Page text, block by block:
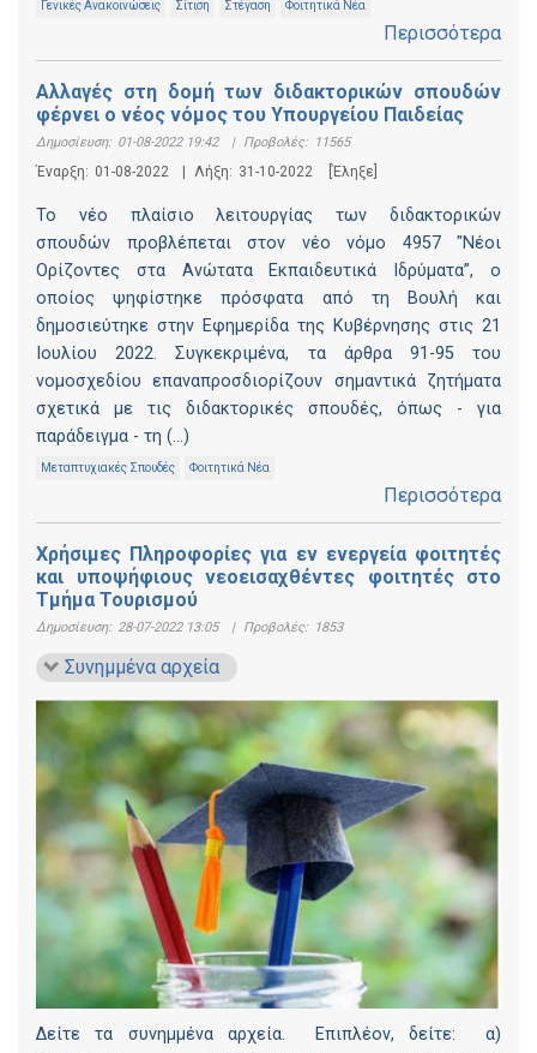
Γενικές Ανακοινώσεις Σίτιση Στέγαση Φοιτητικά Νέα
Περισσότερα
Αλλαγές στη δομή των διδακτορικών σπουδών
φέρνει ο νέος νόμος του Υπουργείου Παιδείας
Δημοσίευση: 01-08-2022 19:42 | Προβολές: 11565
Έναρξη: 01-08-2022 Λήξη: 31-10-2022 [Έληξε]
Το νέο πλαίσιο λειτουργίας των διδακτορικών
σπουδών προβλέπεται στον νέο νόμο 4957 "Νέοι
Ορίζοντες στα Ανώτατα Εκπαιδευτικά Ιδρύματα”, ο
οποίος ψηφίστηκε πρόσφατα από τη Βουλή και
δημοσιεύτηκε στην Εφημερίδα της Κυβέρνησης στις 21
Ιουλίου 2022. Συγκεκριμένα, τα άρθρα 91-95 του
νομοσχεδίου επαναπροσδιορίζουν σημαντικά ζητήματα
σχετικά με τις διδακτορικές σπουδές, όπως - για
παράδειγμα - τη (...)
Μεταπτυχιακές Σπουδές Φοιτητικά Νέα
Περισσότερα
Χρήσιμες Πληροφορίες για εν ενεργεία φοιτητές
και υποψήφιους νεοεισαχθέντες φοιτητές στο
Τμήμα Τουρισμού
Δημοσίευση: 28-07-2022 13:05 | Προβολές: 1853
Συνημμένα αρχεία
Δείτε τα συνημμένα αρχεία. Επιπλέον, δείτε: α)